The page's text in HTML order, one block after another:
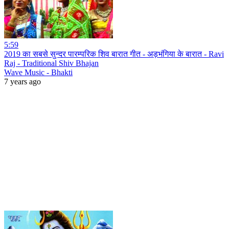
5:59
2019 का सबसे सुन्दर पारम्परिक शिव बारात गीत - अड़भंगिया के बारात - Ravi
Raj - Traditional Shiv Bhajan
Wave Music - Bhakti
7 years ago